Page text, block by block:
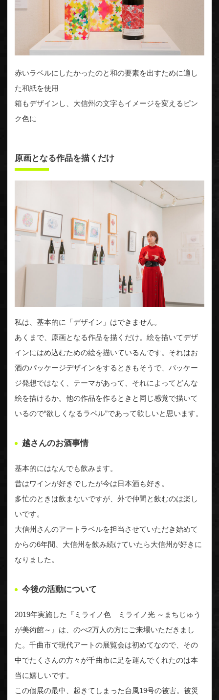
赤いラベルにしたかったのと和の要素を出すために適し
た和紙を使用
箱もデザインし、大信州の文字もイメージを変えるピン
ク色に
原画となる作品を描くだけ
私は、基本的に「デザイン」はできません。
あくまで、原画となる作品を描くだけ。絵を描いてデザ
インにはめ込むための絵を描いているんです。それはお
酒のパッケージデザインをするときもそうで、パッケー
ジ発想ではなく、テーマがあって、それによってどんな
絵を描けるか。他の作品を作るときと同じ感覚で描いて
いるので“欲しくなるラベル”であって欲しいと思います。
越さんのお酒事情
基本的にはなんでも飲みます。
昔はワインが好きでしたが今は日本酒も好き。
多忙のときは飲まないですが、外で仲間と飲むのは楽し
いです。
大信州さんのアートラベルを担当させていただき始めて
からの6年間、大信州を飲み続けていたら大信州が好きに
なりました。
今後の活動について
2019年実施した『ミライノ色 ミライノ光 ～まちじゅう
が美術館～』は、のべ2万人の方にご来場いただきまし
た。千曲市で現代アートの展覧会は初めてなので、その
中でたくさんの方々が千曲市に足を運んでくれたのは本
当に嬉しいです。
この個展の最中、起きてしまった台風19号の被害。被災